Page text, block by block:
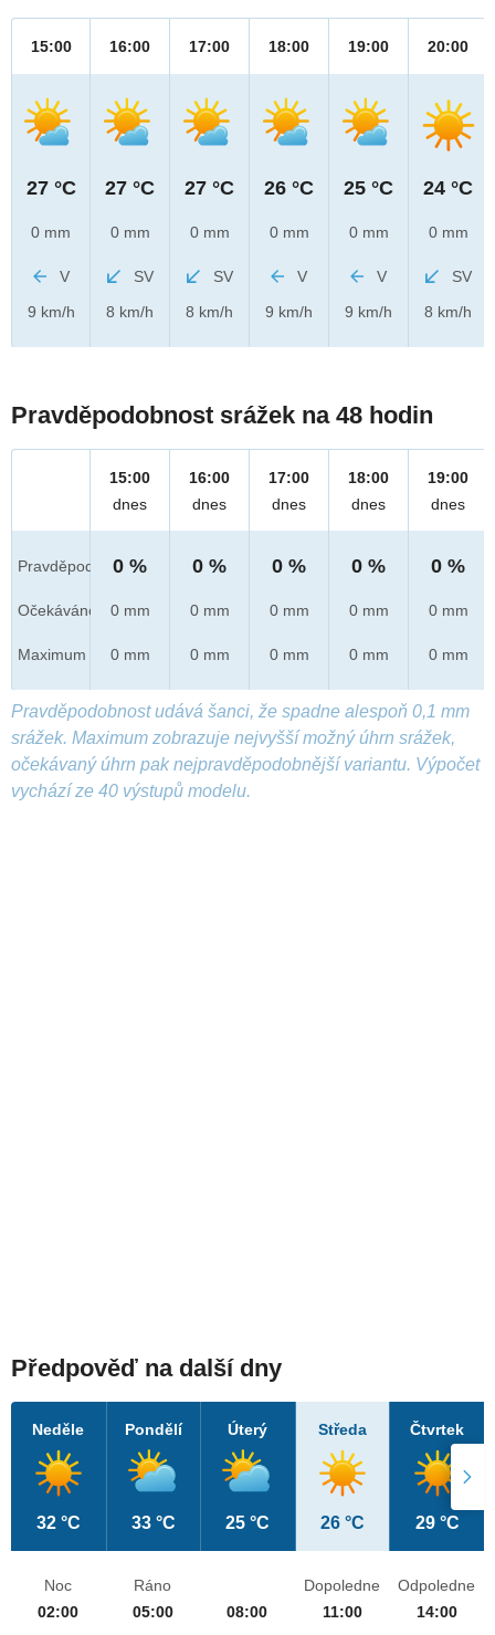
15:00
27 °C
0 mm
V
9 km/h
16:00
27 °C
0 mm
SV
8 km/h
17:00
27 °C
0 mm
SV
8 km/h
18:00
26 °C
0 mm
V
9 km/h
19:00
25 °C
0 mm
V
9 km/h
20:00
24 °C
0 mm
SV
8 km/h
Pravděpodobnost srážek na 48 hodin
Pravděpod.
Očekáváno
Maximum
15:00
dnes
0 %
0 mm
0 mm
16:00
dnes
0 %
0 mm
0 mm
17:00
dnes
0 %
0 mm
0 mm
18:00
dnes
0 %
0 mm
0 mm
19:00
dnes
0 %
0 mm
0 mm
Pravděpodobnost udává šanci, že spadne alespoň 0,1 mm
srážek. Maximum zobrazuje nejvyšší možný úhrn srážek,
očekávaný úhrn pak nejpravděpodobnější variantu. Výpočet
vychází ze 40 výstupů modelu.
Předpověď na další dny
Neděle
32 °C
Pondělí
33 °C
Úterý
25 °C
Středa
26 °C
Čtvrtek
29 °C
Noc
02:00
Ráno
05:00
08:00
Dopoledne
11:00
Odpoledne
14:00